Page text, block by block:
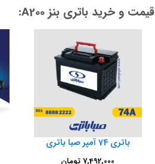
قیمت و خرید باتری بنز A200:
باتری 74 آمپر صبا باتری